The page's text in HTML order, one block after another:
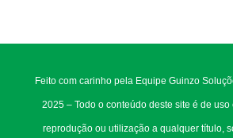
Feito com carinho pela Equipe Guinzo
2025 – Todo o conteúdo deste site é de
reprodução ou utilização a qualquer título,